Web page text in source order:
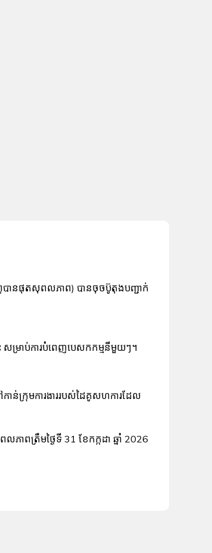
បានផុតសុពលភាព) បានចុចប៊ូតុងបញ្ជាក់
ម្រាប់ការបំពេញបេសកកម្មនីមួយៗ។
ាន់ក្រុមការងាររបស់ដៃគូសហការដែល
ពត្រឹមថ្ងៃទី 31 ខែកក្កដា ឆ្នាំ 2026